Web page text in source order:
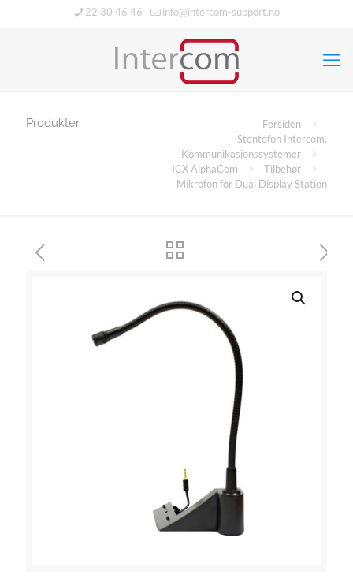
22 30 46 46 info@intercom-support.no
Produkter
Forsiden
Stentofon Intercom.
Kommunikasjonssystemer
ICX AlphaCom
Tilbehør
Mikrofon for Dual Display Station